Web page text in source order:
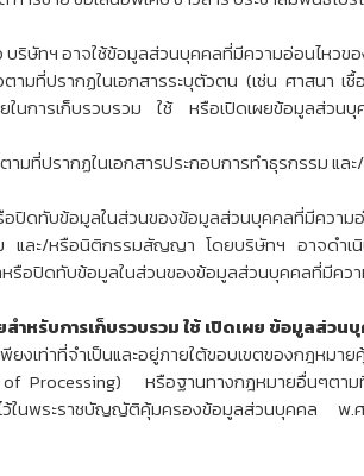
ริษัทฯ อาจใช้ข้อมูลส่วนบุคคลที่มีความอ่อนไหวข
มที่ปรากฏในเอกสารระบุตัวตน (เช่น ศาสนา เ
นการเก็บรวบรวม ใช้ หรือเปิดเผยข้อมูลส่วน
มที่ปรากฏในเอกสารประกอบการทำธุรกรรม แ
ปิดทับข้อมูลในส่วนของข้อมูลส่วนบุคคลที่มีความ
และ/หรือนิติกรรมสัญญา โดยบริษัทฯ อาจดำเ
หรือปิดทับข้อมูลในส่วนของข้อมูลส่วนบุคคลที่มีคว
ำหรับการเก็บรวบรวม ใช้ เปิดเผย ข้อมูลส่วน
ยงเท่าที่จำเป็นและอยู่ภายใต้ขอบเขตของกฎหม
Processing) หรือฐานทางกฎหมายอื่นๆตาม
ไว้ในพระราชบัญญัติคุ้มครองข้อมูลส่วนบุคค